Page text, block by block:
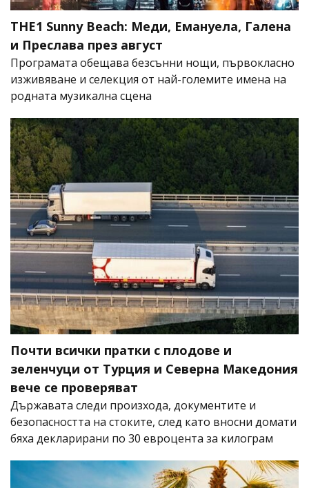
THE1 Sunny Beach: Меди, Емануела, Галена
и Преслава през август
Програмата обещава безсънни нощи, първокласно
изживяване и селекция от най-големите имена на
родната музикална сцена
Почти всички пратки с плодове и
зеленчуци от Турция и Северна Македония
вече се проверяват
Държавата следи произхода, документите и
безопасността на стоките, след като вносни домати
бяха декларирани по 30 евроцента за килограм